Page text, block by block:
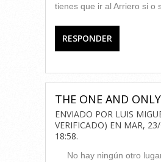
tienes que ir al Arriero si o
RESPONDER
THE ONE AND ONLY
ENVIADO POR LUIS
VERIFICADO) EN MAR,
18:58.
No hay ningún otro